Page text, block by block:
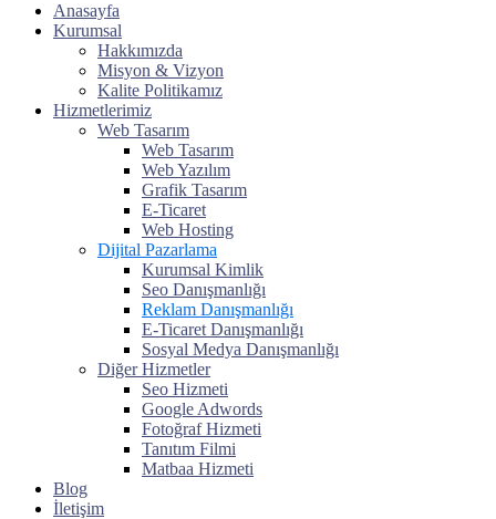
Anasayfa
Kurumsal
Hakkımızda
Misyon & Vizyon
Kalite Politikamız
Hizmetlerimiz
Web Tasarım
Web Tasarım
Web Yazılım
Grafik Tasarım
E-Ticaret
Web Hosting
Dijital Pazarlama
Kurumsal Kimlik
Seo Danışmanlığı
Reklam Danışmanlığı
E-Ticaret Danışmanlığı
Sosyal Medya Danışmanlığı
Diğer Hizmetler
Seo Hizmeti
Google Adwords
Fotoğraf Hizmeti
Tanıtım Filmi
Matbaa Hizmeti
Blog
İletişim